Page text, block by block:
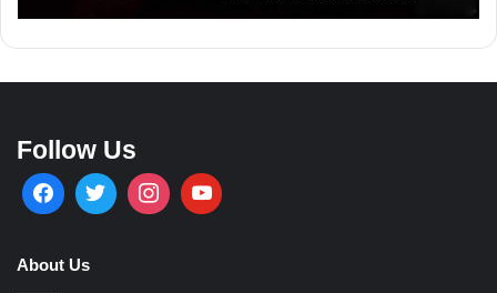
Follow Us
About Us